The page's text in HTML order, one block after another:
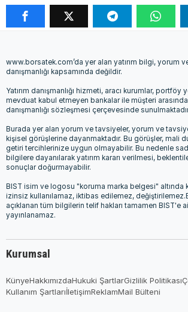
www.borsatek.com’da yer alan yatırım bilgi, yorum
danışmanlığı kapsamında değildir.
Yatırım danışmanlığı hizmeti, aracı kurumlar, portföy
mevduat kabul etmeyen bankalar ile müşteri arasında
danışmanlığı sözleşmesi çerçevesinde
Burada yer alan yorum ve tavsiyeler, yorum ve
kişisel görüşlerine dayanmaktadır. Bu görüşler, mali
getiri tercihlerinize uygun olmayabilir. Bu nedenle
bilgilere dayanılarak yatırım kararı verilmesi,
sonuçlar doğurmayabilir.
BIST isim ve logosu "koruma marka belgesi" altında
izinsiz kullanılamaz, iktibas edilemez,
açıklanan tüm bilgilerin telif hakları tamamen BIST'e
yayınlanamaz.
Kurumsal
KünyeHakkımızdaHukuki ŞartlarGizlilik Politikası
Kullanım ŞartlarıİletişimReklamMail Bülteni